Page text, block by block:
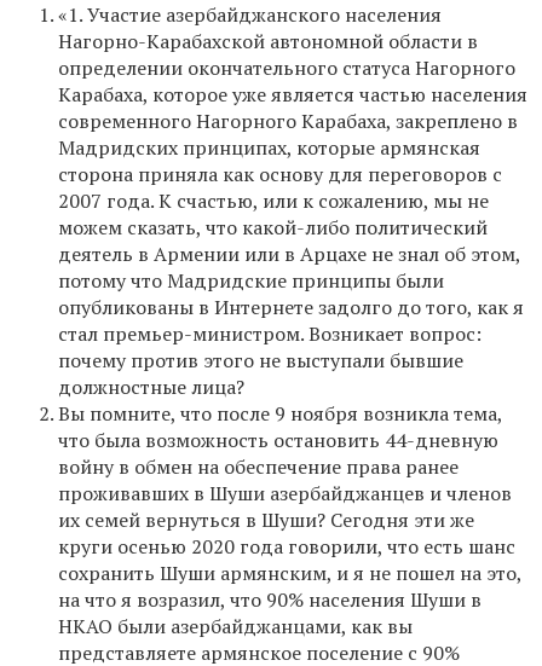
«1. Участие азербайджанского населения
Нагорно-Карабахской автономной области в
определении окончательного статуса Нагорного
Карабаха, которое уже является частью населения
современного Нагорного Карабаха, закреплено в
Мадридских принципах, которые армянская
сторона приняла как основу для переговоров с
2007 года. К счастью, или к сожалению, мы не
можем сказать, что какой-либо политический
деятель в Армении или в Арцахе не знал об этом,
потому что Мадридские принципы были
опубликованы в Интернете задолго до того, как я
стал премьер-министром. Возникает вопрос:
почему против этого не выступали бывшие
должностные лица?
Вы помните, что после 9 ноября возникла тема,
что была возможность остановить 44-дневную
войну в обмен на обеспечение права ранее
проживавших в Шуши азербайджанцев и членов
их семей вернуться в Шуши? Сегодня эти же
круги осенью 2020 года говорили, что есть шанс
сохранить Шуши армянским, и я не пошел на это,
на что я возразил, что 90% населения Шуши в
НКАО были азербайджанцами, как вы
представляете армянское поселение с 90%